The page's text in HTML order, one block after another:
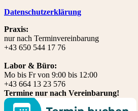
Datenschutzerklärung
Praxis:
nur nach Terminvereinbarung
+43 650 544 17 76
Labor & Büro:
Mo bis Fr von 9:00 bis 12:00
+43 664 13 23 576
Termine nur nach Vereinbarung!